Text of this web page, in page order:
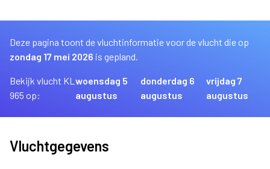
Deze pagina toont de vluchtinformatie voor de vlucht die op
zondag 17 mei 2026 is gepland.
Bekijk vlucht KL
965 op:
woensdag 5
augustus
donderdag 6
augustus
vrijdag 7
augustus
Vluchtgegevens